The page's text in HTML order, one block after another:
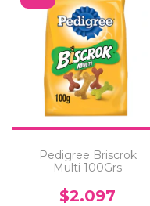
Pedigree Briscrok
Multi 100Grs
$2.097